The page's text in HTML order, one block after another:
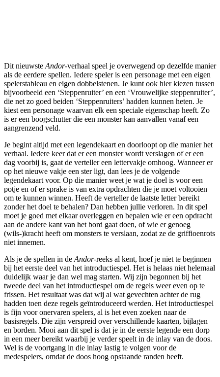
Dit nieuwsteAndor-verhaal speel je overwegend op dezelfde manier
als de eerdere spellen. Iedere speler is een personage met een eigen
spelerstableau en eigen dobbelstenen. Je kunt ook hier kiezen tussen
bijvoorbeeld een ‘Steppenruiter’ en een ‘Vrouwelijke steppenruiter’,
die net zo goed beiden ‘Steppenruiters’ hadden kunnen heten. Je
kiest een personage waarvan elk een speciale eigenschap heeft. Zo
is er een boogschutter die een monster kan aanvallen vanaf een
aangrenzend veld.
Je begint altijd met een legendekaart en doorloopt op die manier het
verhaal. Iedere keer dat er een monster wordt verslagen of er een
dag voorbij is, gaat de verteller een lettervakje omhoog. Wanneer er
op het nieuwe vakje een ster ligt, dan lees je de volgende
legendekaart voor. Op die manier weet je wat je doel is voor een
potje en of er sprake is van extra opdrachten die je moet voltooien
om te kunnen winnen. Heeft de verteller de laatste letter bereikt
zonder het doel te behalen? Dan hebben jullie verloren. In dit spel
moet je goed met elkaar overleggen en bepalen wie er een opdracht
aan de andere kant van het bord gaat doen, of wie er genoeg
(wils-)kracht heeft om monsters te verslaan, zodat ze de griffioenrots
niet innemen.
Als je de spellen in deAndor-reeks al kent, hoef je niet te beginnen
bij het eerste deel van het introductiespel. Het is helaas niet helemaal
duidelijk waar je dan wel mag starten. Wij zijn begonnen bij het
tweede deel van het introductiespel om de regels weer even op te
frissen. Het resultaat was dat wij al wat gevechten achter de rug
hadden toen deze regels geïntroduceerd werden. Het introductiespel
is fijn voor onervaren spelers, al is het even zoeken naar de
basisregels. Die zijn verspreid over verschillende kaarten, bijlagen
en borden. Mooi aan dit spel is dat je in de eerste legende een dorp
in een meer bereikt waarbij je verder speelt in de inlay van de doos.
Wel is de voortgang in die inlay lastig te volgen voor de
medespelers, omdat de doos hoog opstaande randen heeft.